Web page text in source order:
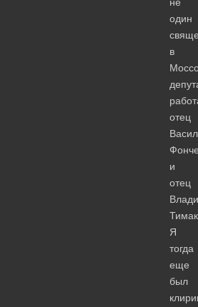
один
в
отец
и
отец
Я
тогда
еще
был